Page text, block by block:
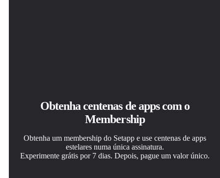
Obtenha centenas de apps com o
Membership
Obtenha um membership do Setapp e use centenas de apps
estelares numa única assinatura.
Experimente grátis por 7 dias. Depois, pague um valor único.